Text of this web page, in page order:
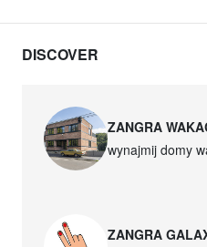
DISCOVER
ZANGRA
wynajmij domy
ZANGRA